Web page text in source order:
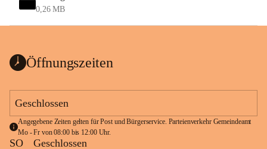
0,26 MB
Öffnungszeiten
Geschlossen
Angegebene Zeiten gelten für Post und Bürgerservice. Parteienverkehr Gemeindeamt
Mo - Fr von 08:00 bis 12:00 Uhr.
SO
Geschlossen